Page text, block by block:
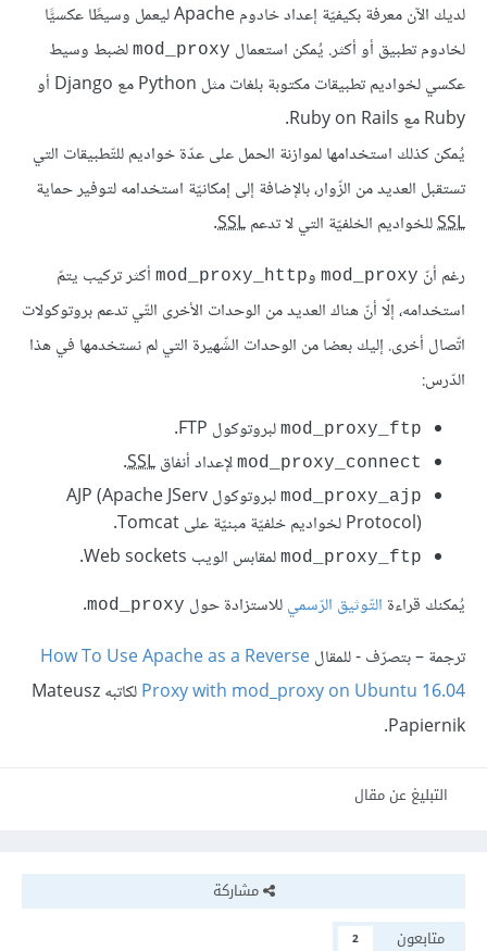
لديك الآن معرفة بكيفيّة إعداد خادوم Apache ليعمل وسيطًا عكسيًّا
لخادوم تطبيق أو أكثر. يُمكن استعمال mod_proxy لضبط وسيط
عكسي لخواديم تطبيقات مكتوبة بلغات مثل Python مع Django أو
Ruby مع Ruby on Rails.
يُمكن كذلك استخدامها لموازنة الحمل على عدّة خواديم للتّطبيقات التي
تستقبل العديد من الزّوار، بالإضافة إلى إمكانيّة استخدامه لتوفير حماية
SSLللخواديم الخلفيّة التي لا تدعمSSL
.
رغم أنّ mod_proxy وmod_proxy_http أكثر تركيب يتمّ
استخدامه، إلّا أنّ هناك العديد من الوحدات الأخرى التّي تدعم بروتوكولات
اتّصال أخرى. إليك بعضا من الوحدات الشّهيرة التي لم نستخدمها في هذا
الدّرس:
mod_proxy_ftp لبروتوكول FTP.
mod_proxy_connect لإعداد أنفاقSSL
.
mod_proxy_ajp
لبروتوكول AJP (Apache JServ
Protocol) لخواديم خلفيّة مبنيّة على Tomcat.
mod_proxy_ftp لمقابس الويب Web sockets.
يُمكنك قراءة التّوثيق الرّسميللاستزادة حول mod_proxy
.
ترجمة – بتصرّف - للمقالHow To Use Apache as a Reverse
Proxy with mod_proxy on Ubuntu 16.04
لكاتبه Mateusz
Papiernik.
التبليغ عن مقال
مشاركة
متابعون
2